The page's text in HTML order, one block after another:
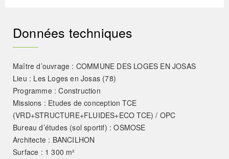
Données techniques
Maître d’ouvrage : COMMUNE DES LOGES EN JOSAS
Lieu : Les Loges en Josas (78)
Programme : Construction
Missions : Etudes de conception TCE
(VRD+STRUCTURE+FLUIDES+ECO TCE) / OPC
Bureau d’études (sol sportif) : OSMOSE
Architecte : BANCILHON
Surface : 1 300 m²